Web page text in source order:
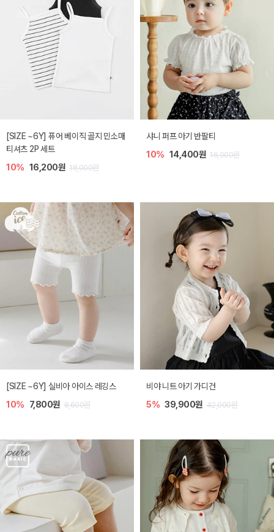
[SIZE ~6Y] 퓨어 베이직 골지 민소매
티셔츠 2P 세트
10% 16,200원 18,000원
샤니 퍼프 아기 반팔티
10% 14,400원 16,000원
[SIZE ~6Y] 실비아 아이스 레깅스
10% 7,800원 8,600원
비야 니트 아기 가디건
5% 39,900원 42,000원